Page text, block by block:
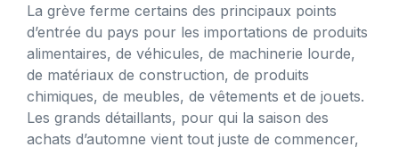
La grève ferme certains des principaux points
d’entrée du pays pour les importations de produits
alimentaires, de véhicules, de machinerie lourde,
de matériaux de construction, de produits
chimiques, de meubles, de vêtements et de jouets.
Les grands détaillants, pour qui la saison des
achats d’automne vient tout juste de commencer,